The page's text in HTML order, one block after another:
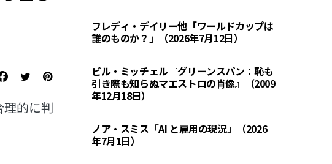
的に判
フレディ・デイリー他「ワールドカップは
誰のものか？」（2026年7月12日）
ビル・ミッチェル『グリーンスパン：恥も
引き際も知らぬマエストロの肖像』（2009
年12月18日）
ノア・スミス「AI と雇用の現況」（2026
年7月1日）